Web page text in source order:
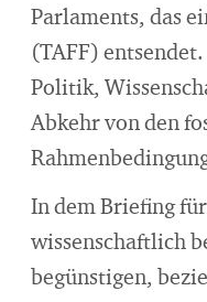
Parlaments, das
(TAFF)
Politik,
Abkehr von den
In dem Briefing
wissenschaftlich
begünstigen,